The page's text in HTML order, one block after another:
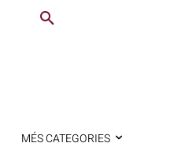
MÉS CATEGORIES